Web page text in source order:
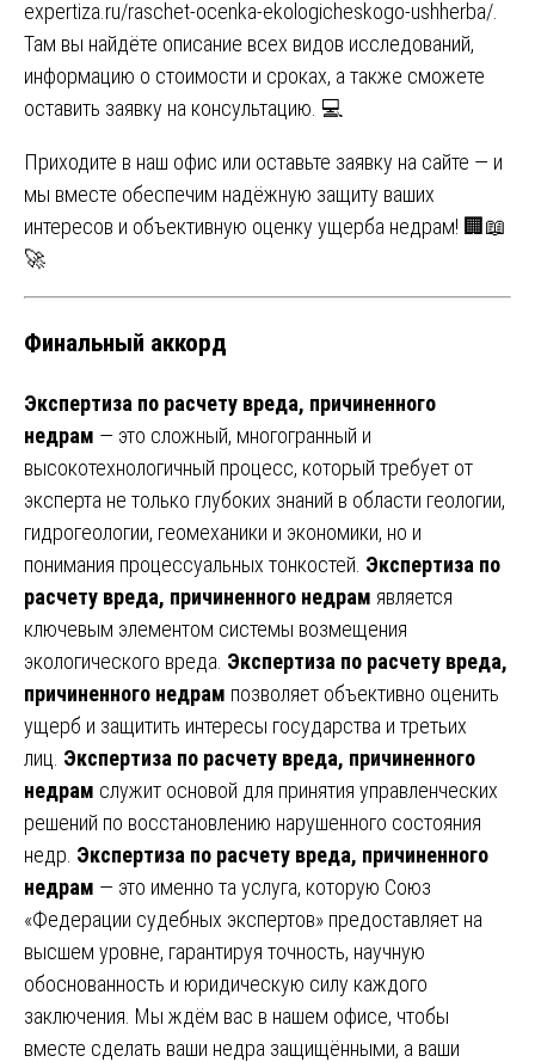
expertiza.ru/raschet-ocenka-ekologicheskogo-ushherba/.
Там вы найдёте описание всех видов исследований,
информацию о стоимости и сроках, а также сможете
оставить заявку на консультацию. 💻
Приходите в наш офис или оставьте заявку на сайте — и
мы вместе обеспечим надёжную защиту ваших
интересов и объективную оценку ущерба недрам! 🏢📖
🚀
Финальный аккорд
Экспертиза по расчету вреда, причиненного
недрам — это сложный, многогранный и
высокотехнологичный процесс, который требует от
эксперта не только глубоких знаний в области геологии,
гидрогеологии, геомеханики и экономики, но и
понимания процессуальных тонкостей. Экспертиза по
расчету вреда, причиненного недрам является
ключевым элементом системы возмещения
экологического вреда. Экспертиза по расчету вреда,
причиненного недрам позволяет объективно оценить
ущерб и защитить интересы государства и третьих
лиц. Экспертиза по расчету вреда, причиненного
недрам служит основой для принятия управленческих
решений по восстановлению нарушенного состояния
недр. Экспертиза по расчету вреда, причиненного
недрам — это именно та услуга, которую Союз
«Федерации судебных экспертов» предоставляет на
высшем уровне, гарантируя точность, научную
обоснованность и юридическую силу каждого
заключения. Мы ждём вас в нашем офисе, чтобы
вместе сделать ваши недра защищёнными, а ваши